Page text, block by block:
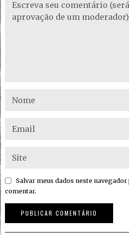
Salvar meus dados neste navegador
comentar.